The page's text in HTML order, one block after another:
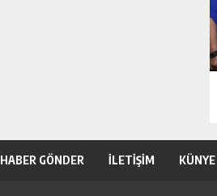
HABER GÖNDER İLETİŞİM KÜNYE